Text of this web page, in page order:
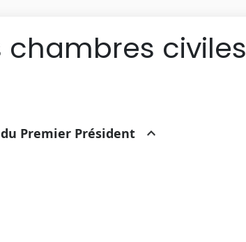
chambres civiles
Premier Président